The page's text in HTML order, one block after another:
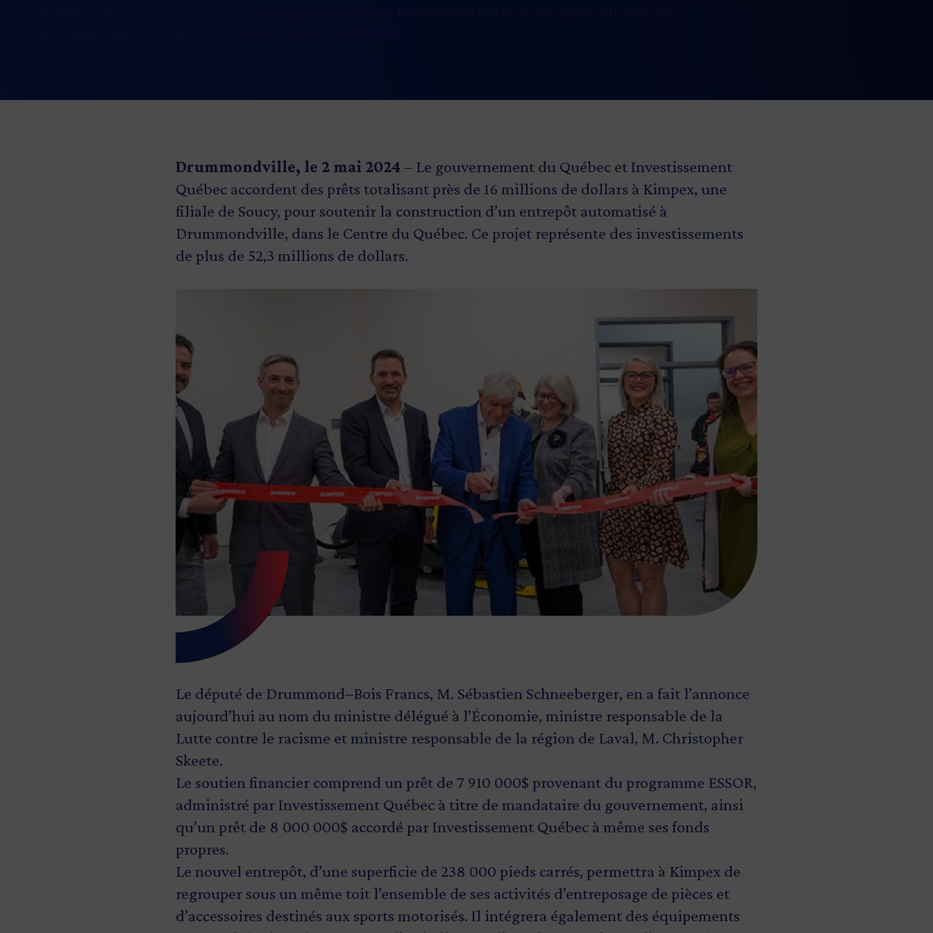
Drummondville, le 2 mai 2024 – Le gouvernement du Québec et Investissement
Québec accordent des prêts totalisant près de 16 millions de dollars à Kimpex, une
filiale de Soucy, pour soutenir la construction d’un entrepôt automatisé à
Drummondville, dans le Centre du Québec. Ce projet représente des investissements
de plus de 52,3 millions de dollars.
Le député de Drummond–Bois Francs, M. Sébastien Schneeberger, en a fait l’annonce
aujourd’hui au nom du ministre délégué à l’Économie, ministre responsable de la
Lutte contre le racisme et ministre responsable de la région de Laval, M. Christopher
Skeete.
Le soutien financier comprend un prêt de 7 910 000$ provenant du programme ESSOR,
administré par Investissement Québec à titre de mandataire du gouvernement, ainsi
qu’un prêt de 8 000 000$ accordé par Investissement Québec à même ses fonds
propres.
Le nouvel entrepôt, d’une superficie de 238 000 pieds carrés, permettra à Kimpex de
regrouper sous un même toit l’ensemble de ses activités d’entreposage de pièces et
d’accessoires destinés aux sports motorisés. Il intégrera également des équipements